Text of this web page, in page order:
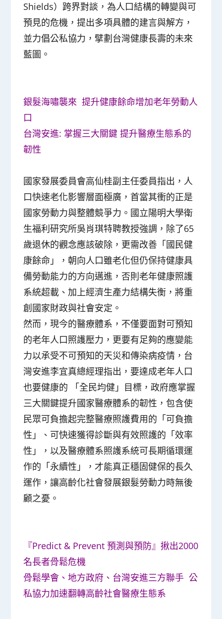
Shields）跨界對談，為人口結構的轉變與可
預見的危機，提出多項具體的建言與解方，
並力倡公私協力，擘劃台灣健康長壽的未來
藍圖。
銀髮海嘯襲來 提升健康餘命增加老年勞動人
口
台灣安進: 掌握三大關鍵 提升醫療生態系的
韌性
國家發展委員會高仙桂副主任委員指出，人
口快速老化影響層面極廣，首當其衝的正是
國家勞動力與整體競爭力。國立陽明大學衛
生福利研究所吳肖琪特聘教授強調，除了65
歲退休的觀念應該破除，更需改善「國民健
康餘命」，朝向人口雖老化但仍保持健康具
備勞動能力的方向邁進，否則老年健康照護
系統超載、加上經濟生產力結構失衡，將重
創國家財政與社會安定。
然而，現今的醫療體系，不僅要面對可預知
的老年人口照護壓力，更要有足夠的應變能
力以承受不可預知的天災和傳染病疫情，台
灣安進李宜真總經理指出，要達成老年人口
也要健康的 「全民均健」目標，政府應掌握
三大關鍵提升國家醫療體系的韌性，包含使
民眾可負擔起完整醫療照護費用的「可負擔
性」、可快速獲得診斷與有效照護的「效率
性」，以及醫療體系照護系統可長期循環運
作的「永續性」，才能真正穩固健保的長久
運作，讓高齡化社會發展銀髮勞動力時無後
顧之憂。
『Predict & Prevent 預測與預防』揪出2000
名長者骨鬆危機
骨鬆學會、地方政府、台灣安進三方聯手 公
私協力加速翻轉高齡社會醫療生態系